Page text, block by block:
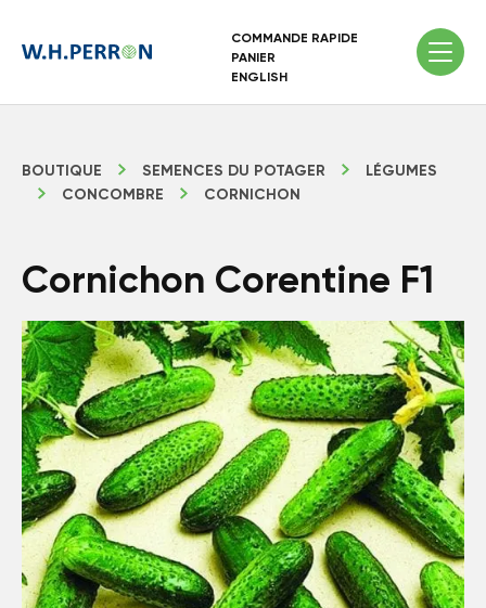
COMMANDE RAPIDE
PANIER
ENGLISH
BOUTIQUE SEMENCES DU POTAGER
LÉGUMES
CONCOMBRE
CORNICHON
Cornichon Corentine F1